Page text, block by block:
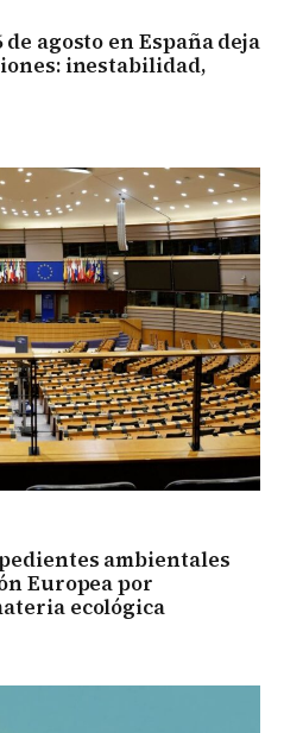
agosto en España deja
inestabilidad,
ambientales
Europea por
ecológica